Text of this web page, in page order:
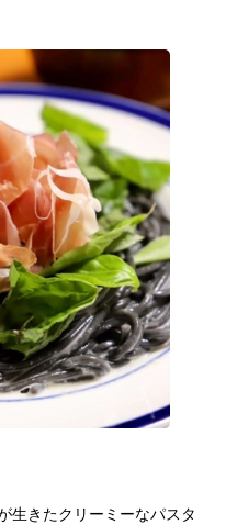
生きたクリーミーなパスタ